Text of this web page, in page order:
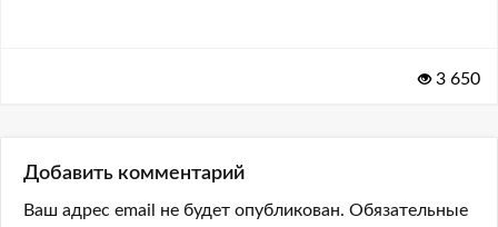
3 650
Добавить комментарий
Ваш адрес email не будет опубликован. Обязательные